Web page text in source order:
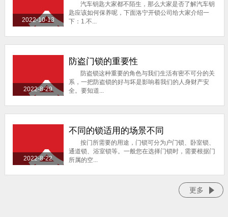
2022-10-13
汽车钥匙大家都不陌生，那么大家是否了解汽车钥
匙应该如何保养呢，下面洛宁开锁公司给大家介绍一
下：1.不...
2022-8-29
防盗门锁的重要性
防盗锁这种重要的角色与我们生活有密不可分的关
系，一把防盗锁的好与坏是影响着我们的人身财产安
全。要知道...
2022-8-22
不同的锁适用的场景不同
按门所需要的用途，门锁可分为户门锁、卧室锁、
通道锁、浴室锁等。一般您在选择门锁时，需要根据门
所属的空...
更多